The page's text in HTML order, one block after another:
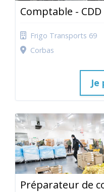
Comptable - CDD
Frigo Transports 69
Corbas
Je
Préparateur de